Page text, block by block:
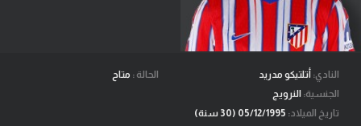
مباريات
ميركاتو
فانتازي في الجول
مسابقة التوقعات
النادي: أتلتيكو مدريد
الجنسية: النرويج
تاريخ الميلاد:
الحالة : متاح